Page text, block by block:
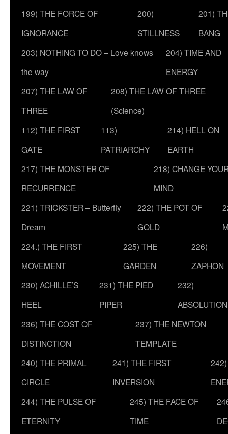
199) THE FORCE OF
IGNORANCE
200)
STILLNESS
201)
BANG
203) NOTHING TO DO – Love knows
the way
204) TIME AND
ENERGY
207) THE LAW OF
THREE
208) THE LAW OF THREE
(Science)
112) THE FIRST
GATE
113)
PATRIARCHY
214) HELL ON
EARTH
217) THE MONSTER OF
RECURRENCE
218) CHANGE
MIND
221) TRICKSTER – Butterfly
Dream
222) THE POT OF
GOLD
224.) THE FIRST
MOVEMENT
225) THE
GARDEN
226)
ZAPHON
230) ACHILLE’S
HEEL
231) THE PIED
PIPER
232)
ABSOLUTION
236) THE COST OF
DISTINCTION
237) THE NEWTON
TEMPLATE
240) THE PRIMAL
CIRCLE
241) THE FIRST
INVERSION
244) THE PULSE OF
ETERNITY
245) THE FACE OF
TIME